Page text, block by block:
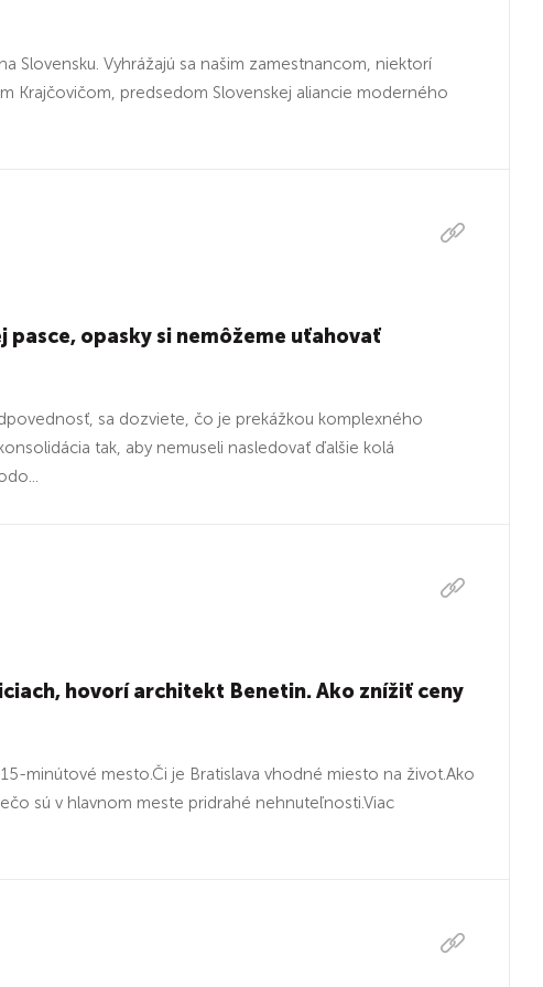
Slovensku. Vyhrážajú sa našim zamestnancom, niektorí
Krajčovičom, predsedom Slovenskej aliancie moderného
opasky si nemôžeme uťahovať
sa dozviete, čo je prekážkou komplexného
tak, aby nemuseli nasledovať ďalšie kolá
hovorí architekt Benetin. Ako znížiť ceny
minútové mesto.Či je Bratislava vhodné miesto na život.Ako
sú v hlavnom meste pridrahé nehnuteľnosti.⁠Viac